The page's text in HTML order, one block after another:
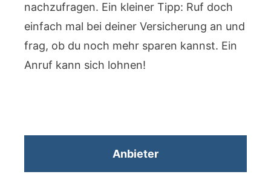
nachzufragen. Ein kleiner Tipp: Ruf doch
einfach mal bei deiner Versicherung an und
frag, ob du noch mehr sparen kannst. Ein
Anruf kann sich lohnen!
Anbieter